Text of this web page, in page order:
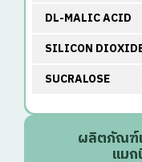
DL-MALIC ACID
SILICON
SUCRALOSE
ผลิตภัณฑ์
แม